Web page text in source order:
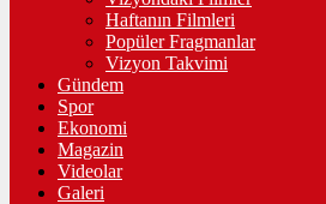
Haftanın Filmleri
Popüler Fragmanlar
Vizyon Takvimi
Gündem
Spor
Ekonomi
Magazin
Videolar
Galeri